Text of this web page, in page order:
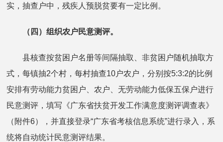
实，抽查户中，残疾人预脱贫要有一定比例。
（四）组织农户民意测评。
县核查按贫困户名册等间隔抽取、非贫困户随机抽取方
式，每镇抽2个村，每村抽查10户农户，分别按5:3:2的比例
安排有劳动能力贫困户、农户、无劳动能力低保五保户进行
民意测评，填写《广东省扶贫开发工作满意度测评调查表》
（附件6），并直接登录“广东省考核信息系统”进行录入，系
统将自动统计民意测评结果。